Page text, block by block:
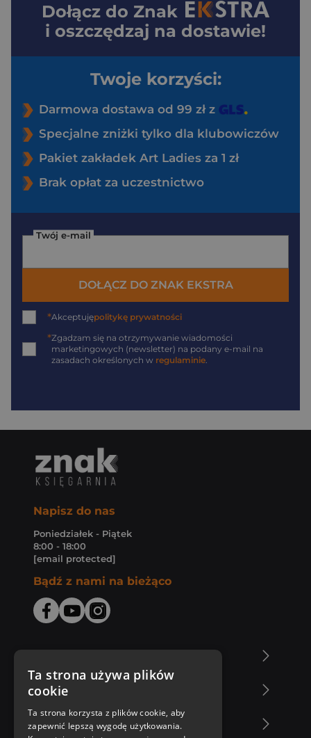
Dołącz do Znak
i oszczędzaj na dostawie!
Twoje korzyści:
Darmowa dostawa od 99 zł z
Specjalne zniżki tylko dla klubowiczów
Pakiet zakładek Art Ladies za 1 zł
Brak opłat za uczestnictwo
Twój e-mail
DOŁĄCZ DO ZNAK EKSTRA
*Akceptujępolitykę prywatności
*Zgadzam się na otrzymywanie wiadomości
marketingowych (newsletter) na podany e-mail na
zasadach określonych w regulaminie
Napisz do nas
Poniedziałek - Piątek
8:00 - 18:00
[email protected]
Bądź z nami na bieżąco
Zakupy u nas
Nasza oferta
Ta strona używa plików
cookie
Ta strona korzysta z plików cookie, aby
zapewnić lepszą wygodę użytkowania.